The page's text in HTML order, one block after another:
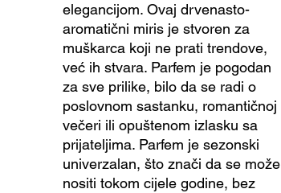
elegancijom. Ovaj drvenasto-
aromatični miris je stvoren za
muškarca koji ne prati trendove,
već ih stvara. Parfem je pogodan
za sve prilike, bilo da se radi o
poslovnom sastanku, romantičnoj
večeri ili opuštenom izlasku sa
prijateljima. Parfem je sezonski
univerzalan, što znači da se može
nositi tokom cijele godine, bez